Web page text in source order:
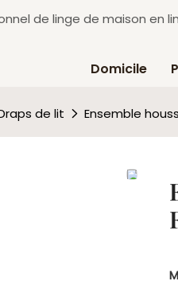
de linge de maison en
Domicile
de lit Ensemble